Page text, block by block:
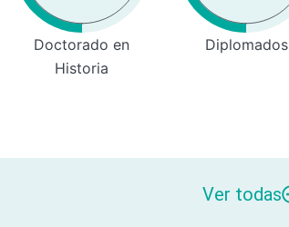
Doctorado en
Historia
Diplomados
Ver todas